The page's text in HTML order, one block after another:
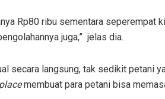
Rp80 ribu sementara seperempat
juga,” jelas dia.
secara langsung, tak sedikit petani
membuat para petani bisa